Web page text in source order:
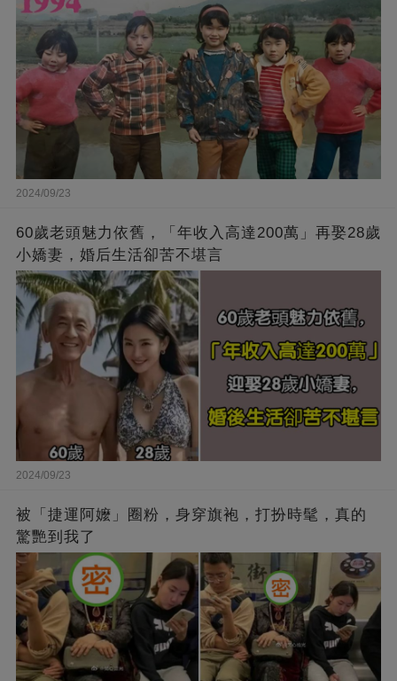
2024/09/23
60歲老頭魅力依舊，「年收入高達200萬」再娶28歲
小嬌妻，婚后生活卻苦不堪言
2024/09/23
被「捷運阿嬤」圈粉，身穿旗袍，打扮時髦，真的
驚艷到我了